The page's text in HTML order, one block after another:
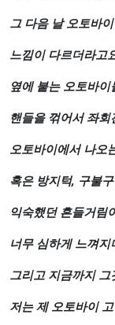
그 다음 날 오토바
느낌이 다르더라고
옆에 붙는 오토바이
핸들을 꺾어서 좌회
오토바이에서 나오
혹은 방지턱, 구불
익숙했던 흔들거림
너무 심하게 느껴지
그리고 지금까지 그
저는 제 오토바이